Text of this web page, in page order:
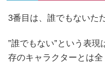
3番目は、誰でもないた
”誰でもない”という表
存のキャラクターとは